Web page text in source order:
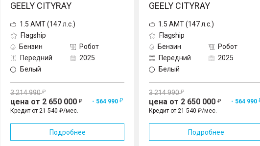
GEELY CITYRAY
1.5 AMT (147 л.с.)
Flagship
Бензин
Робот
Передний
2025
Белый
3 214 990
цена от 2 650 000
- 564 990
Кредит от 21 540 ₽/мес.
Подробнее
GEELY CITYRAY
1.5 AMT (147 л.с.)
Flagship
Бензин
Робот
Передний
2025
Белый
3 214 990
цена от 2 650 000
- 564 990
Кредит от 21 540 ₽/мес.
Подробнее